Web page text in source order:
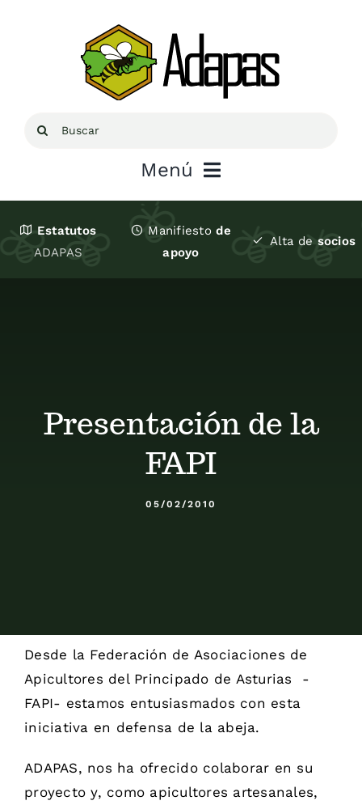
Buscar:
Menú
Blog
Estatutos
ADAPAS
Manifiesto de
apoyo
Alta de socios
Presentación de la
FAPI
05/02/2010
Desde la Federación de Asociaciones de
Apicultores del Principado de Asturias -
FAPI- estamos entusiasmados con esta
iniciativa en defensa de la abeja.
ADAPAS, nos ha ofrecido colaborar en su
proyecto y, como apicultores artesanales,